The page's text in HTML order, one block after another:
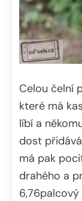
Celou čelní
které má
líbí a
dost
má pak
drahého a
6,76palcový